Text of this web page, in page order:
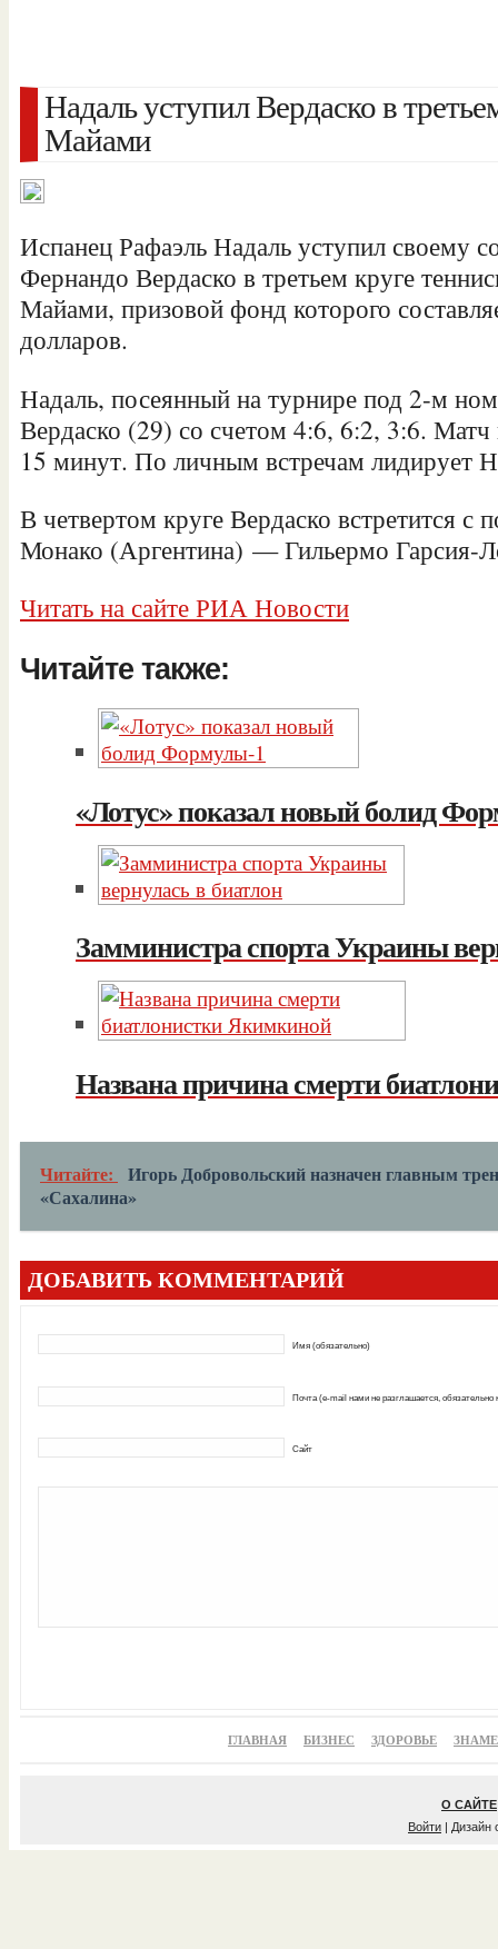
Надаль уступил Вердаско в
Майами
Испанец Рафаэль Надаль уступил своему
Фернандо Вердаско в третьем круге
Майами, призовой фонд которого
долларов.
Надаль, посеянный на турнире под 2-м
Вердаско (29) со счетом 4:6, 6:2, 3:6. Матч
15 минут. По личным встречам лидирует
В четвертом круге Вердаско встретится с
Монако (Аргентина) — Гильермо Гарсия-
Читать на сайте РИА Новости
Читайте также:
«Лотус» показал новый болид
Замминистра спорта Украины
Названа причина смерти
Читайте:
Игорь Добровольский назначен главным
«Сахалина»
ДОБАВИТЬ КОММЕНТАРИЙ
Имя (обязательно)
Почта (e-mail нами не разглашается, обязательно
Сайт
ГЛАВНАЯ БИЗНЕС ЗДОРОВЬЕ
О САЙТЕ
Войти | Дизайн